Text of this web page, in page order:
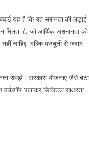
यह है कि यह समानता की लड़ाई
है, जो आर्थिक असमानता को
चाहिए, बल्कि मजबूती से जवाब
समझे। सरकारी योजनाएं जैसे बेटी
चलाकर डिजिटल साक्षरता